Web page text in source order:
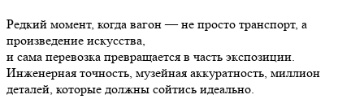
Редкий момент, когда вагон — не просто транспорт, а
произведение искусства,
и сама перевозка превращается в часть экспозиции.
Инженерная точность, музейная аккуратность, миллион
деталей, которые должны сойтись идеально.